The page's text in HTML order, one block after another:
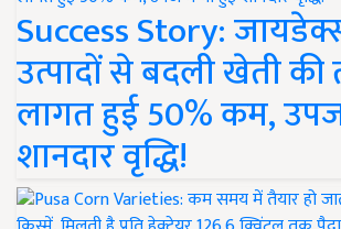
Success Story:
उत्पादों से बदली खेती की
लागत हुई 50% कम,
शानदार वृद्धि!